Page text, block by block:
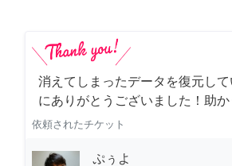
消えてしまったデータを復元し
にありがとうございました！助か
依頼されたチケット
ぷぅよ